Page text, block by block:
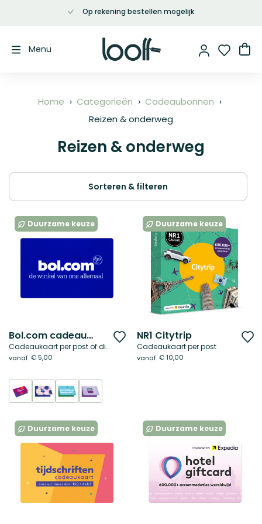
inhoud
Op rekening bestellen mogelijk
Menu
Home Categorieën
Cadeaubonnen
Reizen & onderweg
Reizen & onderweg
Sorteren & filteren
Duurzame keuze
Bol.com cadeaubon
Cadeaukaart per post of digitaal
vanaf € 5,00
Voeg
toe
aan
Duurzame keuze
NR1 Citytrip
Cadeaukaart per post
vanaf € 10,00
Duurzame keuze Duurzame keuze